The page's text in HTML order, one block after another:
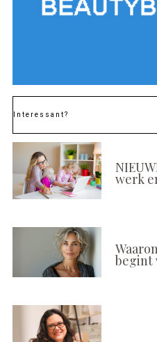
Interessant?
werk
begint